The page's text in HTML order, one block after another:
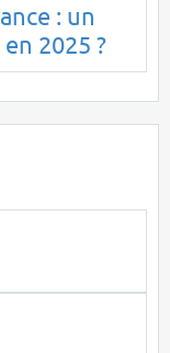
: un
2025 ?